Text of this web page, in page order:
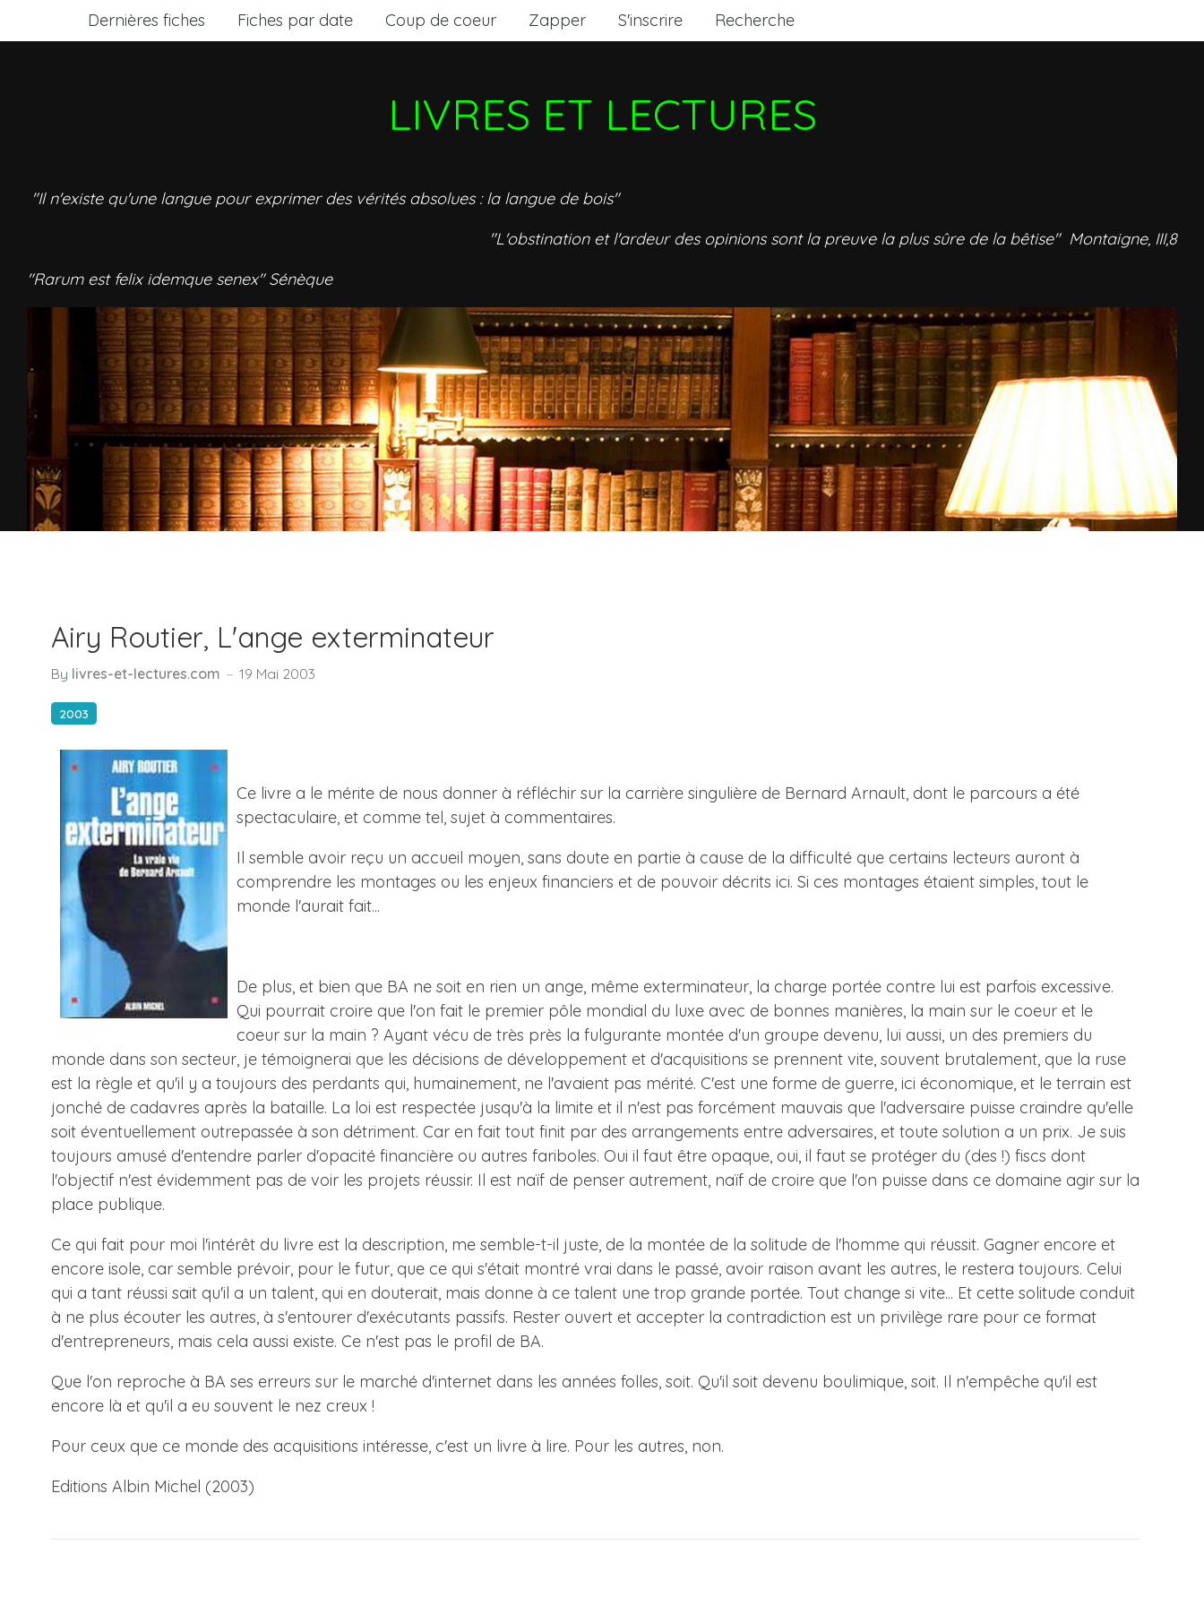
Dernières fiches Fiches par date Coup de coeur Zapper S'inscrire Recherche
LIVRES ET LECTURES
"Il n'existe qu'une langue pour exprimer des vérités absolues : la langue de bois"
"L'obstination et l'ardeur des opinions sont la preuve la plus sûre de la bêtise" Montaigne, III,8
"Rarum est felix idemque senex" Sénèque
Airy Routier, L'ange exterminateur
By livres-et-lectures.com 19 Mai 2003
2003
Ce livre a le mérite de nous donner à réfléchir sur la carrière singulière de Bernard Arnault, dont le parcours a été
spectaculaire, et comme tel, sujet à commentaires.
Il semble avoir reçu un accueil moyen, sans doute en partie à cause de la difficulté que certains lecteurs auront à
comprendre les montages ou les enjeux financiers et de pouvoir décrits ici. Si ces montages étaient simples, tout le
monde l'aurait fait...
De plus, et bien que BA ne soit en rien un ange, même exterminateur, la charge portée contre lui est parfois excessive.
Qui pourrait croire que l'on fait le premier pôle mondial du luxe avec de bonnes manières, la main sur le coeur et le
coeur sur la main ? Ayant vécu de très près la fulgurante montée d'un groupe devenu, lui aussi, un des premiers du
monde dans son secteur, je témoignerai que les décisions de développement et d'acquisitions se prennent vite, souvent brutalement, que la ruse
est la règle et qu'il y a toujours des perdants qui, humainement, ne l'avaient pas mérité. C'est une forme de guerre, ici économique, et le terrain est
jonché de cadavres après la bataille. La loi est respectée jusqu'à la limite et il n'est pas forcément mauvais que l'adversaire puisse craindre qu'elle
soit éventuellement outrepassée à son détriment. Car en fait tout finit par des arrangements entre adversaires, et toute solution a un prix. Je suis
toujours amusé d'entendre parler d'opacité financière ou autres fariboles. Oui il faut être opaque, oui, il faut se protéger du (des !) fiscs dont
l'objectif n'est évidemment pas de voir les projets réussir. Il est naïf de penser autrement, naïf de croire que l'on puisse dans ce domaine agir sur la
place publique.
Ce qui fait pour moi l'intérêt du livre est la description, me semble-t-il juste, de la montée de la solitude de l'homme qui réussit. Gagner encore et
encore isole, car semble prévoir, pour le futur, que ce qui s'était montré vrai dans le passé, avoir raison avant les autres, le restera toujours. Celui
qui a tant réussi sait qu'il a un talent, qui en douterait, mais donne à ce talent une trop grande portée. Tout change si vite... Et cette solitude conduit
à ne plus écouter les autres, à s'entourer d'exécutants passifs. Rester ouvert et accepter la contradiction est un privilège rare pour ce format
d'entrepreneurs, mais cela aussi existe. Ce n'est pas le profil de BA.
Que l'on reproche à BA ses erreurs sur le marché d'internet dans les années folles, soit. Qu'il soit devenu boulimique, soit. Il n'empêche qu'il est
encore là et qu'il a eu souvent le nez creux !
Pour ceux que ce monde des acquisitions intéresse, c'est un livre à lire. Pour les autres, non.
Editions Albin Michel (2003)